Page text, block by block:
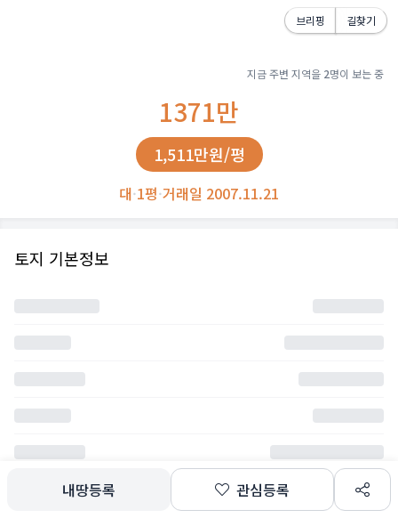
브리핑 길찾기
지금 주변 지역을 2명이 보는 중
1371만
1,511만원/평
대·1평·거래일 2007.11.21
토지 기본정보
내땅등록 관심등록